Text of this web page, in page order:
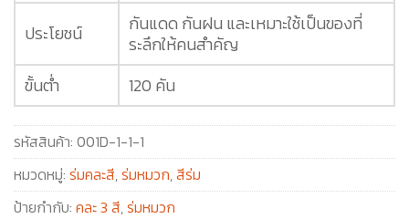
ประโยชน์
กันแดด กันฝน และเหมาะใช้เป็นของที่
ระลึกให้คนสำคัญ
ขั้นต่ำ
120 คัน
รหัสสินค้า: 001D-1-1-1
หมวดหมู่: ร่มคละสี,ร่มหมวก,สีร่ม
ป้ายกำกับ: คละ 3 สี,ร่มหมวก